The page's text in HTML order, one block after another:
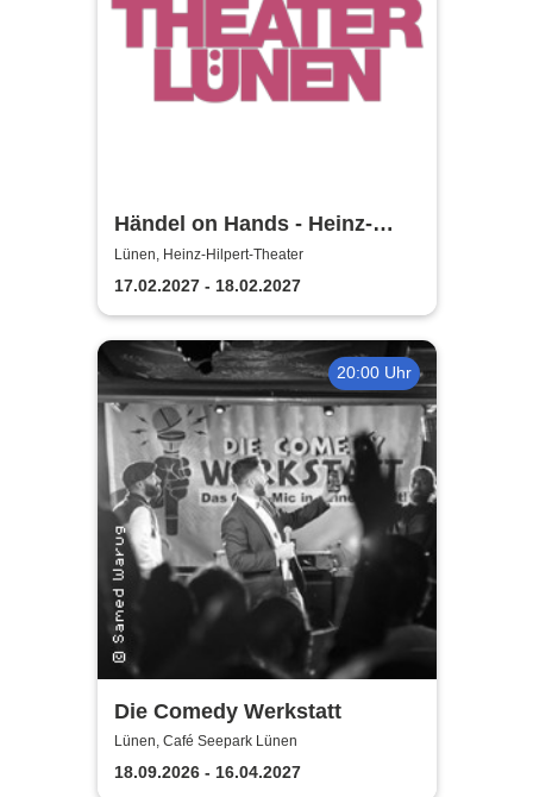
Händel on Hands - Heinz-
Hilpert-Theater
Lünen, Heinz-Hilpert-Theater
17.02.2027 - 18.02.2027
20:00 Uhr
Die Comedy Werkstatt
Lünen, Café Seepark Lünen
18.09.2026 - 16.04.2027